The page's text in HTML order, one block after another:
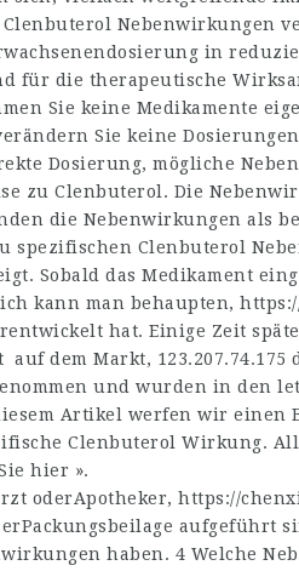
Nebenwirkungen
in
für die therapeutische
Sie keine Medikamente
Sie keine
Dosierung, mögliche
zu Clenbuterol. Die
die Nebenwirkungen als
spezifischen Clenbuterol
Sobald das Medikament
kann man behaupten,
hat. Einige Zeit
auf dem Markt, 123.207.74.175
und wurden in den
Artikel werfen wir einen
Clenbuterol Wirkung.
hier ».
oderApotheker, https://
aufgeführt
haben. 4 Welche